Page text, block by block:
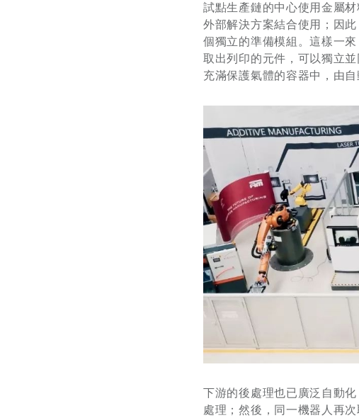
試點生產鏈的中心使用金屬
外部解決方案結合使用；因
個獨立的準備模組。這樣一
取出列印的元件，可以獨立
充滿保護氣體的容器中，由
下游的後處理也已廣泛自動
處理；然後，同一機器人再